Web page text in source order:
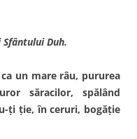
Duh.
un mare râu, pururea
săracilor, spălând
ţi ţie, în ceruri, bogăţie